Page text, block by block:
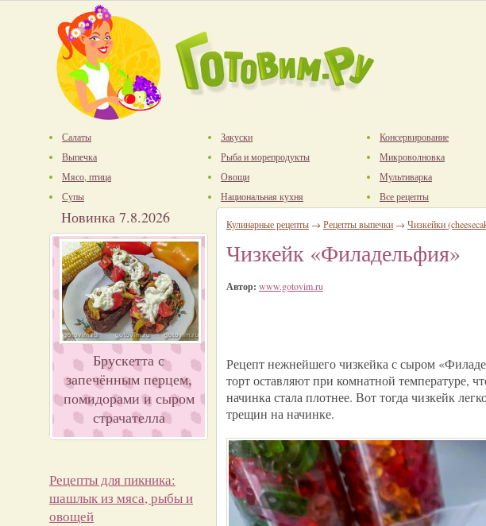
Салаты
Выпечка
Мясо, птица
Супы
Закуски
Рыба и морепродукты
Овощи
Национальная кухня
Консервирование
Микроволновка
Мультиварка
Все рецепты
Новинка 7.8.2026
Брускетта с
запечённым перцем,
помидорами и сыром
страчателла
Рецепты для пикника:
шашлык из мяса, рыбы и
овощей
Кулинарные рецепты → Рецепты выпечки → Чизкейки
Чизкейк «Филадельфия»
Автор: www.gotovim.ru
Рецепт нежнейшего чизкейка с сыром
торт оставляют при комнатной температуре,
начинка стала плотнее. Вот тогда чизкейк
трещин на начинке.